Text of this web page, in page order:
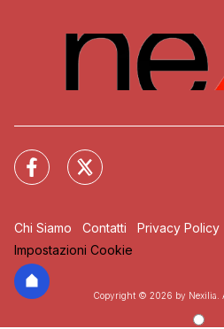
Chi Siamo Contatti Privacy Policy
Impostazioni Cookie
Copyright © 2026 by Nexilia.